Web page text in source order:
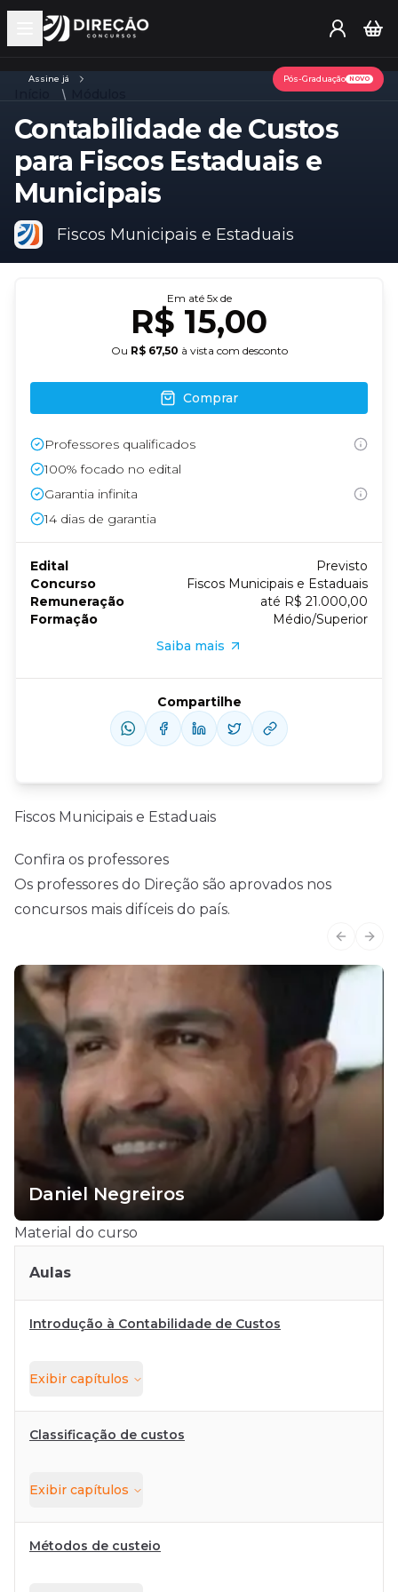
Open main menu
Assine já Pós-Graduação NOVO
Contabilidade de Custos
para Fiscos Estaduais e
Municipais
Fiscos Municipais e Estaduais
Fiscos Municipais e Estaduais
Confira os professores
Os professores do Direção são aprovados nos
concursos mais difíceis do país.
Daniel Negreiros
Material do curso
Aulas
Introdução à Contabilidade de Custos
Exibir capítulos
Classificação de custos
Exibir capítulos
Métodos de custeio
Em até 5x de
R$ 15,00
Ou R$ 67,50 à vista com desconto
Comprar
Professores qualificados
100% focado no edital
Garantia infinita
14 dias de garantia
Edital
Previsto
Concurso
Fiscos Municipais e Estaduais
Remuneração
até R$ 21.000,00
Formação
Médio/Superior
Saiba mais
Compartilhe